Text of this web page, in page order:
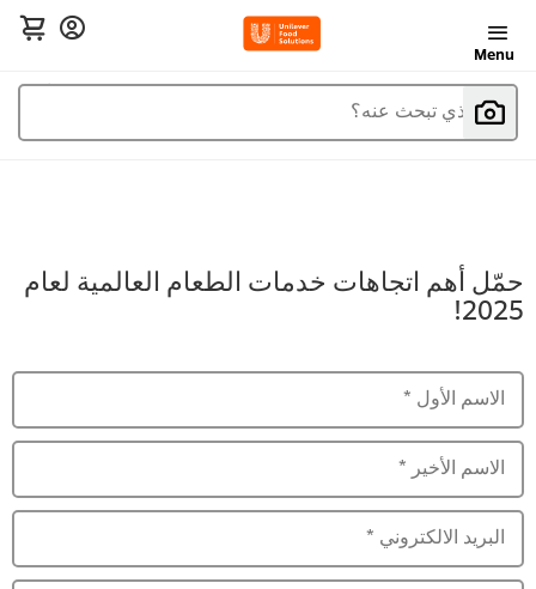
Menu
ما الذي تبحث عنه؟
حمّل أهم اتجاهات خدمات الطعام العالمية لعام
2025!
الاسم الأول *
الاسم الأخير *
البريد الالكتروني *